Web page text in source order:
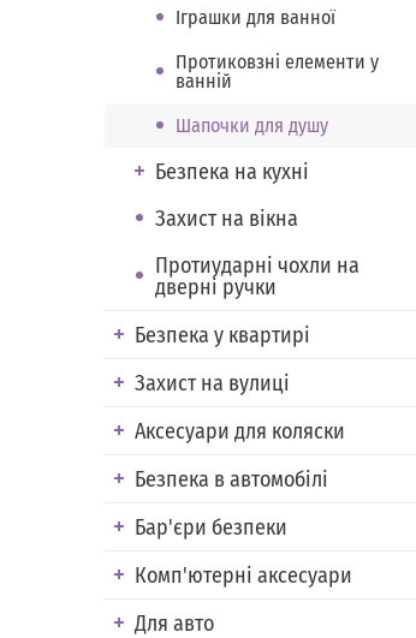
Іграшки для ванної
Протиковзні елементи у
ванній
Шапочки для душу
Безпека на кухні
Захист на вікна
Протиударні чохли на
дверні ручки
Безпека у квартирі
Захист на вулиці
Аксесуари для коляски
Безпека в автомобілі
Бар'єри безпеки
Комп'ютерні аксесуари
Для авто